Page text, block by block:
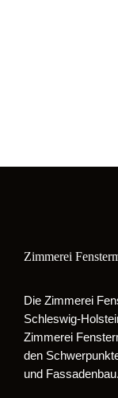
Zimmerei
Die Zimmerei
Schleswig-
Zimmerei
den
und Fassadenbau.